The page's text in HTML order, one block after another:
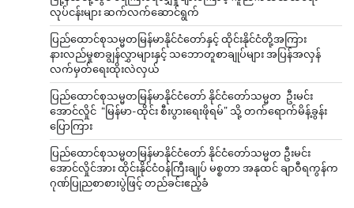
လုပ်ငန်းများ ဆက်လက်ဆောင်ရွက်
ပြည်ထောင်စုသမ္မတမြန်မာနိုင်ငံတော်နှင့် ထိုင်းနိုင်ငံတို့အကြား
နားလည်မှုစာချွန်လွှာများနှင့် သဘောတူစာချုပ်များ အပြန်အလှန်
လက်မှတ်ရေးထိုးလဲလှယ်
ပြည်ထောင်စုသမ္မတမြန်မာနိုင်ငံတော် နိုင်ငံတော်သမ္မတ ဦးမင်း
အောင်လှိုင် “မြန်မာ-ထိုင်း စီးပွားရေးဖိုရမ်” သို့ တက်ရောက်မိန့်ခွန်း
ပြောကြား
ပြည်ထောင်စုသမ္မတမြန်မာနိုင်ငံတော် နိုင်ငံတော်သမ္မတ ဦးမင်း
အောင်လှိုင်အား ထိုင်းနိုင်ငံဝန်ကြီးချုပ် မစ္စတာ အနုထင် ချာဝီရကွန်က
ဂုဏ်ပြုညစာစားပွဲဖြင့် တည်ခင်းဧည့်ခံ